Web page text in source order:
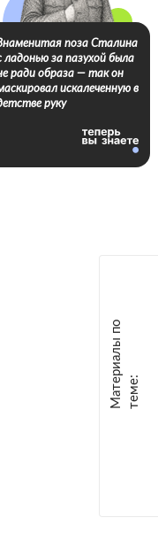
М
а
т е
р
и
а
л
ы
п
о
т
е
м
е :
поза Сталина
ладонью за пазухой была
ради образа — так он
искалеченную в
руку